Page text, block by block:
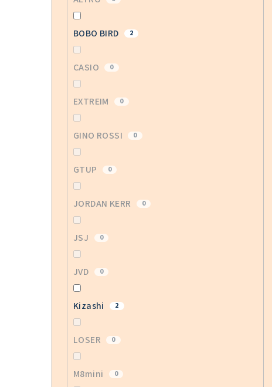
BOBO BIRD 2
CASIO 0
EXTREIM 0
GINO ROSSI 0
GTUP 0
JORDAN KERR 0
JSJ 0
JVD 0
Kizashi 2
LOSER 0
M8mini 0